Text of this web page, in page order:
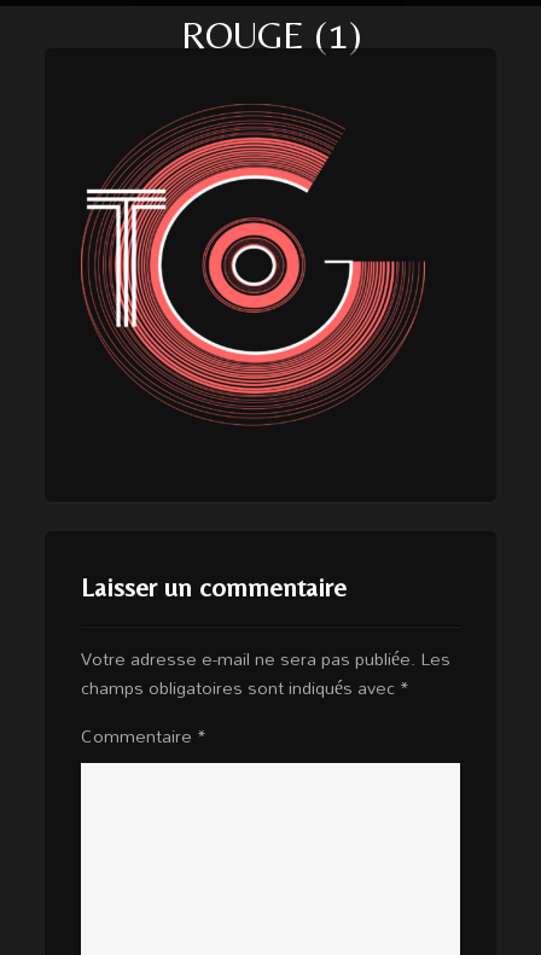
ROUGE (1)
Laisser un commentaire
Votre adresse e-mail ne sera pas publiée. Les
champs obligatoires sont indiqués avec *
Commentaire *